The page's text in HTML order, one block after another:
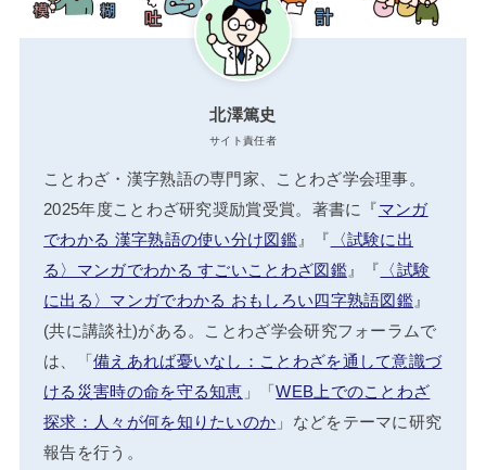
北澤篤史
サイト責任者
ことわざ・漢字熟語の専門家、ことわざ学会理事。
2025年度ことわざ研究奨励賞受賞。著書に『マンガ
でわかる 漢字熟語の使い分け図鑑』『 〈試験に出
る〉マンガでわかる すごいことわざ図鑑』『 〈試験
に出る〉マンガでわかる おもしろい四字熟語図鑑 』
(共に講談社)がある。ことわざ学会研究フォーラムで
は、「備えあれば憂いなし：ことわざを通して意識づ
ける災害時の命を守る知恵 」「WEB上でのことわざ
探求：人々が何を知りたいのか 」などをテーマに研究
報告を行う。